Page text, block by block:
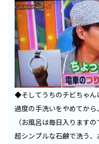
◆そしてうちのチビちゃん
過度の手洗いをやめてから、
（お風呂は毎日入ります
超シンプルな石鹸で洗う、